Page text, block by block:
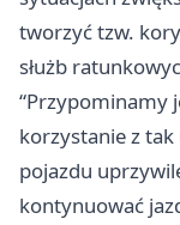
tworzyć tzw.
służb
“Przypominamy
korzystanie z
pojazdu
kontynuować